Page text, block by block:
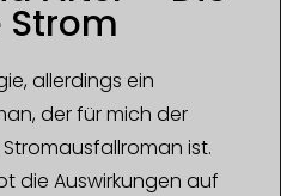
Strom
allerdings ein
der für mich der
ist.
die Auswirkungen auf